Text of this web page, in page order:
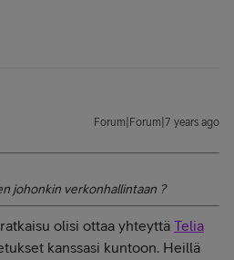
Forum|Forum|7 years ago
johonkin verkonhallintaan ?
olisi ottaa yhteyttä Telia
kanssasi kuntoon. Heillä